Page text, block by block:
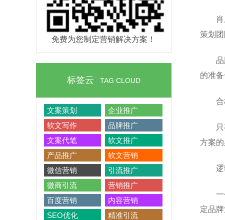
免费为您制定营销解决方案！
标签云 TAG CLOUD
文案策划
企业推广
软文写作
品牌推广
文案代笔
软文推广
产品推广
软文营销
微信营销
引流推广
微商引流
营销推广
百度营销
内容营销
SEO优化
精准引流
策划
的准
方案
定品